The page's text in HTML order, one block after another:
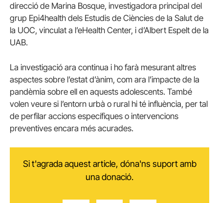
direcció de Marina Bosque, investigadora principal del
grup Epi4health dels Estudis de Ciències de la Salut de
la UOC, vinculat a l’eHealth Center, i d’Albert Espelt de la
UAB.
La investigació ara continua i ho farà mesurant altres
aspectes sobre l’estat d’ànim, com ara l’impacte de la
pandèmia sobre ell en aquests adolescents. També
volen veure si l’entorn urbà o rural hi té influència, per tal
de perfilar accions específiques o intervencions
preventives encara més acurades.
Si t'agrada aquest article, dóna'ns suport amb
una donació.